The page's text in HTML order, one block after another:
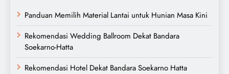
Panduan Memilih Material Lantai untuk Hunian Masa Kini
Rekomendasi Wedding Ballroom Dekat Bandara
Soekarno-Hatta
Rekomendasi Hotel Dekat Bandara Soekarno Hatta